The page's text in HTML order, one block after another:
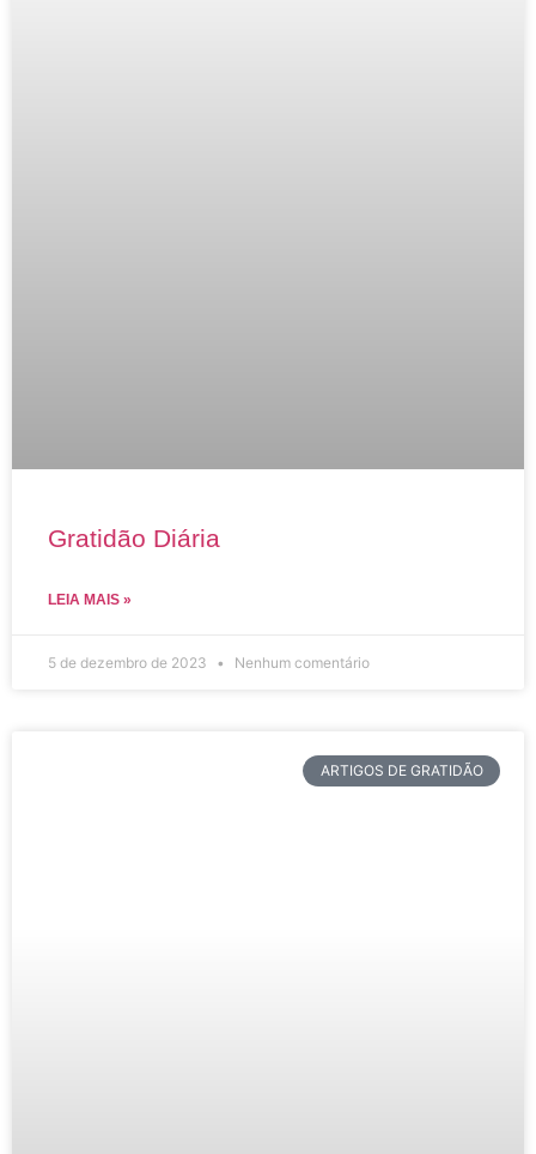
Gratidão Diária
LEIA MAIS »
5 de dezembro de 2023 Nenhum comentário
ARTIGOS DE GRATIDÃO